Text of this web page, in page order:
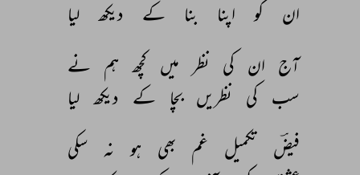
ان
کو اپنا بنا کے دیکھ
لیا
آج ان کی نظر میں کچھ ہم نے
سب کی نظریں بچا کے دیکھ لیا
فیضؔ
تکمیل غم بھی ہو نہ
سکی